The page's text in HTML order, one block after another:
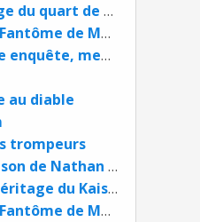
Julia Huan Bernon : Éloge du quart de siècle
Ulrich Effenhauser : Le Fantôme de Mexico
Ali Rebeihi : Tante Alice enquête, meurtres en chaîne
au diable
trompeurs
Alain Schmoll : La trahison de Nathan Kaplan
Hanna et Hairsine : L'Héritage du Kaiser BD
Ulrich Effenhauser : Le Fantôme de Mexico